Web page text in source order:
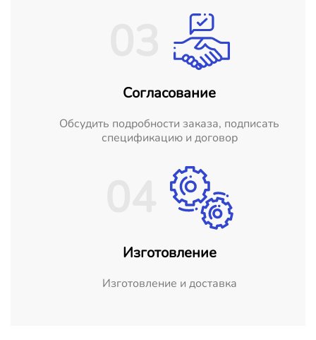
Согласование
Обсудить подробности заказа, подписать
спецификацию и договор
Изготовление
Изготовление и доставка